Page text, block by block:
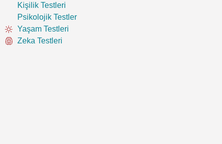
Kişilik Testleri
Psikolojik Testler
Yaşam Testleri
Zeka Testleri